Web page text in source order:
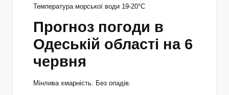
Температура морської води 19-20°С
Прогноз погоди в
Одеській області на 6
червня
Мінлива хмарність. Без опадів.